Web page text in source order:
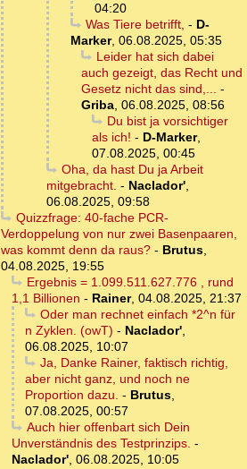
04:20
Was Tiere betrifft, - D-
Marker, 06.08.2025, 05:35
Leider hat sich dabei
auch gezeigt, das Recht und
Gesetz nicht das sind,... -
Griba, 06.08.2025, 08:56
Du bist ja vorsichtiger
als ich! - D-Marker,
07.08.2025, 00:45
Oha, da hast Du ja Arbeit
mitgebracht. - Naclador',
06.08.2025, 09:58
Quizzfrage: 40-fache PCR-
Verdoppelung von nur zwei Basenpaaren,
was kommt denn da raus? - Brutus,
04.08.2025, 19:55
Ergebnis = 1.099.511.627.776 , rund
1,1 Billionen - Rainer, 04.08.2025, 21:37
Oder man rechnet einfach *2^n für
n Zyklen. (owT) - Naclador',
06.08.2025, 10:07
Ja, Danke Rainer, faktisch richtig,
aber nicht ganz, und noch ne
Proportion dazu. - Brutus,
07.08.2025, 00:57
Auch hier offenbart sich Dein
Unverständnis des Testprinzips. -
Naclador', 06.08.2025, 10:05